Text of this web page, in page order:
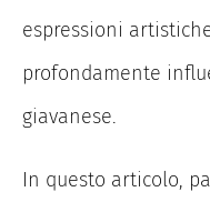
espressioni
profondamente
giavanese.
In questo articolo,